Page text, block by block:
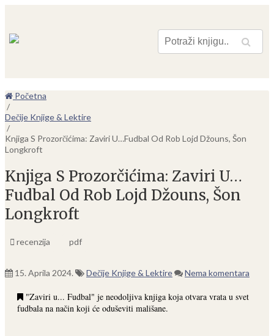
Pretraga
Početna
/
Dečije Knjige & Lektire
/
Knjiga S Prozorčićima: Zaviri U…Fudbal Od Rob Lojd Džouns, Šon
Longkroft
Knjiga S Prozorčićima: Zaviri U…
Fudbal Od Rob Lojd Džouns, Šon
Longkroft
recenzija pdf
15. Aprila 2024. Dečije Knjige & Lektire Nema komentara
"Zaviri u... Fudbal" je neodoljiva knjiga koja otvara vrata u svet
fudbala na način koji će oduševiti mališane.